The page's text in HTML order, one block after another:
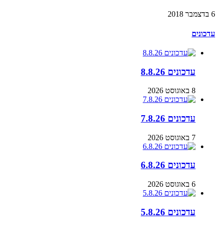
6 בדצמבר 2018
עדכונים
עדכונים 8.8.26
8 באוגוסט 2026
עדכונים 7.8.26
7 באוגוסט 2026
עדכונים 6.8.26
6 באוגוסט 2026
עדכונים 5.8.26